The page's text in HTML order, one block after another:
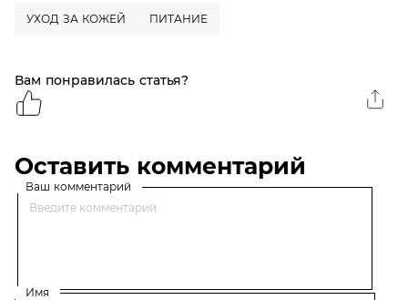
УХОД ЗА КОЖЕЙ ПИТАНИЕ
Вам понравилась статья?
Оставить комментарий
Ваш комментарий
Имя